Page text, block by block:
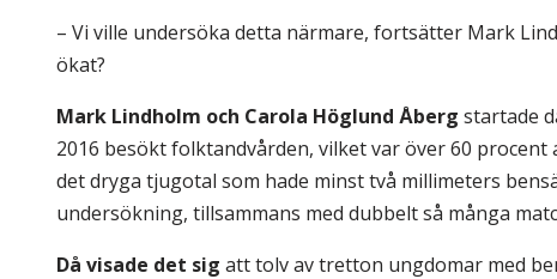
– Vi ville undersöka detta närmare, fortsätter Mark
ökat?
Mark Lindholm och Carola Höglund Åberg startade
2016 besökt folktandvården, vilket var över 60
det dryga tjugotal som hade minst två millimeters
undersökning, tillsammans med dubbelt så många
Då visade det sig att tolv av tretton ungdomar med